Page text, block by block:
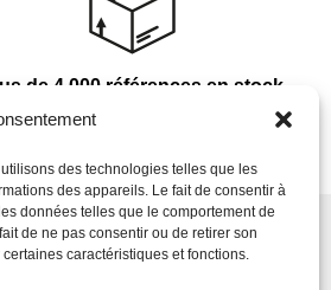
des technologies telles que les
des appareils. Le fait de consentir à
données telles que le comportement de
de ne pas consentir ou de retirer son
caractéristiques et fonctions.
de 4 000 références en stock